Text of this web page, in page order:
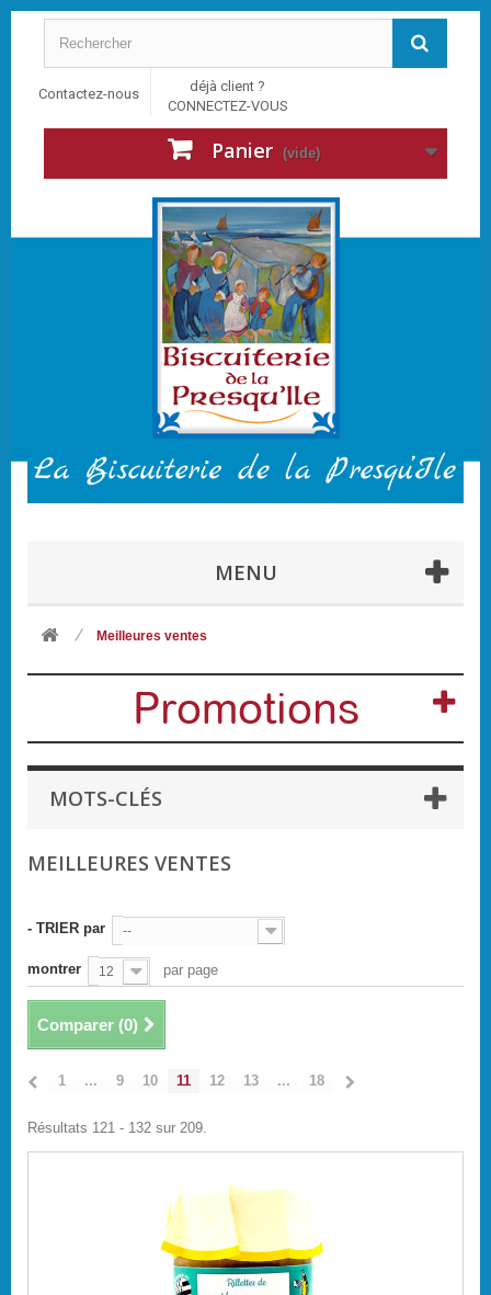
Contactez-nous
déjà client ?
CONNECTEZ-VOUS
Panier (vide)
MENU
Meilleures ventes
Promotions
MOTS-CLÉS
MEILLEURES VENTES
- TRIER par --
montrer 12 par page
Comparer (0)
1 ... 9 10 11 12 13 ... 18
Résultats 121 - 132 sur 209.